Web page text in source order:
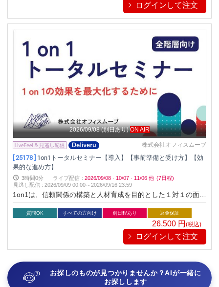
ログインして注文
2026/09/08 (別日あり) ON AIR
株式会社オフィスムーブ
[ 25178 ] 1on1トータルセミナー【導入】【事前準備と受け方】【効
果的な進め方】
3時間0分 ライブ配信 : 2026/09/08 · 10/07 · 11/06 他 (7日程)
見逃し配信 :2026/09/09 00:00～2026/09/16 23:59
1on1は、信頼関係の構築と人材育成を目的とした１対１の面談
です。1on1によって主体的に考え、行動する人材を育成するこ
とが可能であり、組織の生産性向上にもつながります。実施側
として押さえておきたいポイントをお伝えします。※本セミナ
ーのライブ配信は、アーカイブ動画を配信するものです。
質問OK すべての方向け 別日程あり 返金保証
26,500 円(税込)
ログインして注文
お探しのものが見つかりませんか？AIが一緒に
お探しします